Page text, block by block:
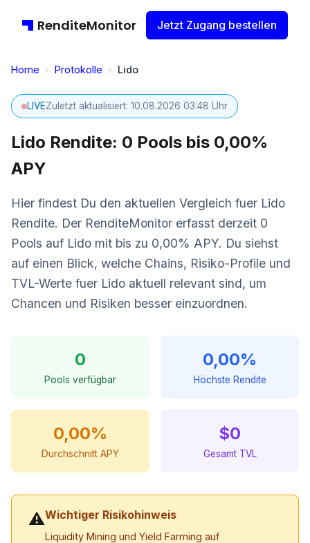
RenditeMonitor Jetzt Zugang bestellen
Home › Protokolle › Lido
LIVEZuletzt aktualisiert: 10.08.2026 03:48 Uhr
Lido Rendite: 0 Pools bis 0,00%
APY
Hier findest Du den aktuellen Vergleich fuer Lido
Rendite. Der RenditeMonitor erfasst derzeit 0
Pools auf Lido mit bis zu 0,00% APY. Du siehst
auf einen Blick, welche Chains, Risiko-Profile und
TVL-Werte fuer Lido aktuell relevant sind, um
Chancen und Risiken besser einzuordnen.
0
Pools verfügbar
0,00%
Höchste Rendite
0,00%
Durchschnitt APY
$0
Gesamt TVL
⚠Wichtiger Risikohinweis
Liquidity Mining und Yield Farming auf